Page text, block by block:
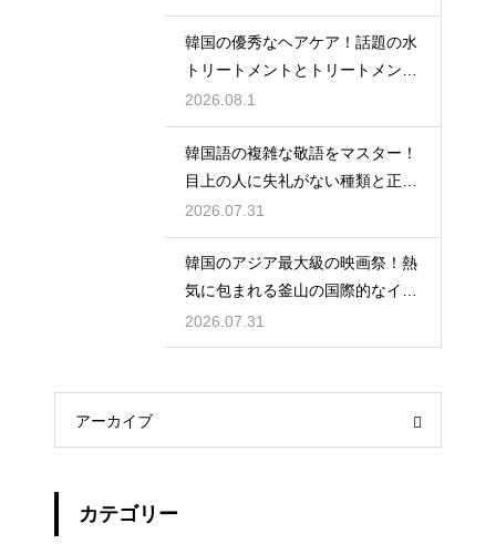
韓国の優秀なヘアケア！話題の水
トリートメントとトリートメント
の使い分け
2026.08.1
韓国語の複雑な敬語をマスター！
目上の人に失礼がない種類と正し
い使い分け
2026.07.31
韓国のアジア最大級の映画祭！熱
気に包まれる釜山の国際的なイベ
ント
2026.07.31
アーカイブ
カテゴリー